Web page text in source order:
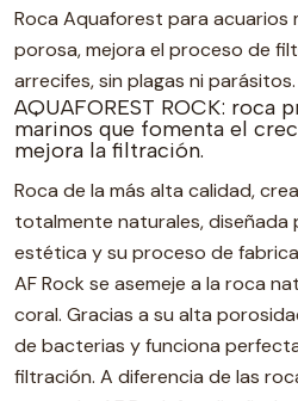
Roca Aquaforest para acuarios
porosa, mejora el proceso de
arrecifes, sin plagas ni parásitos.
AQUAFOREST ROCK: roca
marinos que fomenta el
mejora la filtración.
Roca de la más alta calidad,
totalmente naturales, diseñada
estética y su proceso de
AF Rock se asemeje a la roca
coral. Gracias a su alta
de bacterias y funciona
filtración. A diferencia de las